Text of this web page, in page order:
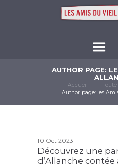
AUTHOR PAGE:
Accueil
Author page: les
10 Oct 2023
Découvrez une
d’Allanche contée